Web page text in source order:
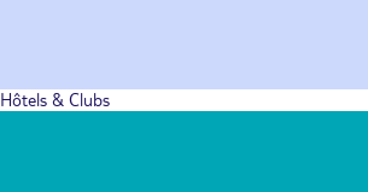
Hôtels & Clubs